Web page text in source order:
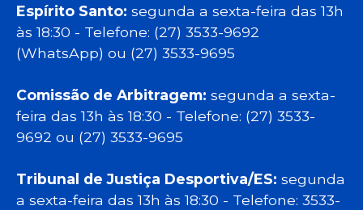
Espírito Santo: segunda a sexta-feira das 13h
às 18:30 - Telefone: (27) 3533-9692
(WhatsApp) ou (27) 3533-9695
Comissão de Arbitragem: segunda a sexta-
feira das 13h às 18:30 - Telefone: (27) 3533-
9692 ou (27) 3533-9695
Tribunal de Justiça Desportiva/ES: segunda
a sexta-feira das 13h às 18:30 - Telefone: 3533-